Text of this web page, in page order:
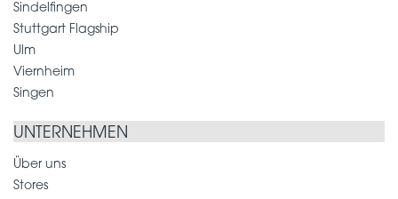
Sindelfingen
Stuttgart Flagship
Ulm
Viernheim
Singen
UNTERNEHMEN
Über uns
Stores